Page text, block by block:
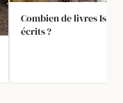
Combien de livres
écrits ?